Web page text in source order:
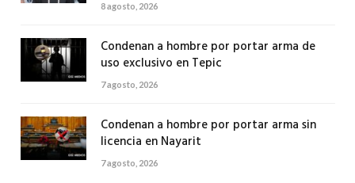
8 agosto, 2026
Condenan a hombre por portar arma de
uso exclusivo en Tepic
7 agosto, 2026
Condenan a hombre por portar arma sin
licencia en Nayarit
7 agosto, 2026